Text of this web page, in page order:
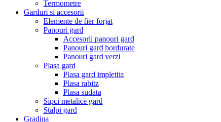
Termometre
Garduri si accesorii
Elemente de fier forjat
Panouri gard
Accesorii panouri gard
Panouri gard bordurate
Panouri gard verzi
Plasa gard
Plasa gard impletita
Plasa rabitz
Plasa sudata
Sipci metalice gard
Stalpi gard
Gradina